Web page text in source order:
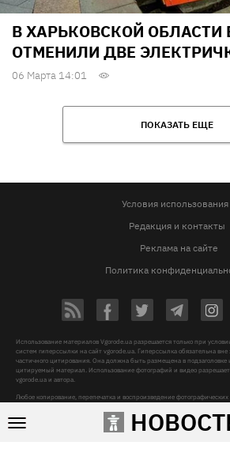
В ХАРЬКОВСКОЙ ОБЛАСТИ
ОТМЕНИЛИ ДВЕ
06 Марта 14:01
ПОКАЗАТЬ ЕЩЕ
Условия использования
Редакция и контакты
Реклама на сайте
Политика
Использование материалов Vgorode.ua разрешается только при
систем гиперссылки на сайт vgorode.ua. Гиперссылка обязательна
частичного цитирования. Она должна быть размещена в подзаголовке
цитируемый материал. Использование фотографий и видео
vgorode.ua и автора.
Любое копирование, перепечатка и воспроизведение
Субъект в сфере онлайн-медиа, Название онлайн-медиа - «VGORODE»,
ХАРКІВСЬКЕ ШОСЕ, будинок 172-Б, офіс 208/1, E-mail: